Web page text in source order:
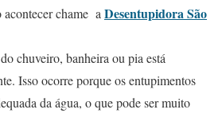
acontecer chame a Desentupidora São
chuveiro, banheira ou pia está
Isso ocorre porque os entupimentos
da água, o que pode ser muito